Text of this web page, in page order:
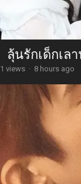
ลุ้นรักเด็กเล
1 views · 8 hours ago